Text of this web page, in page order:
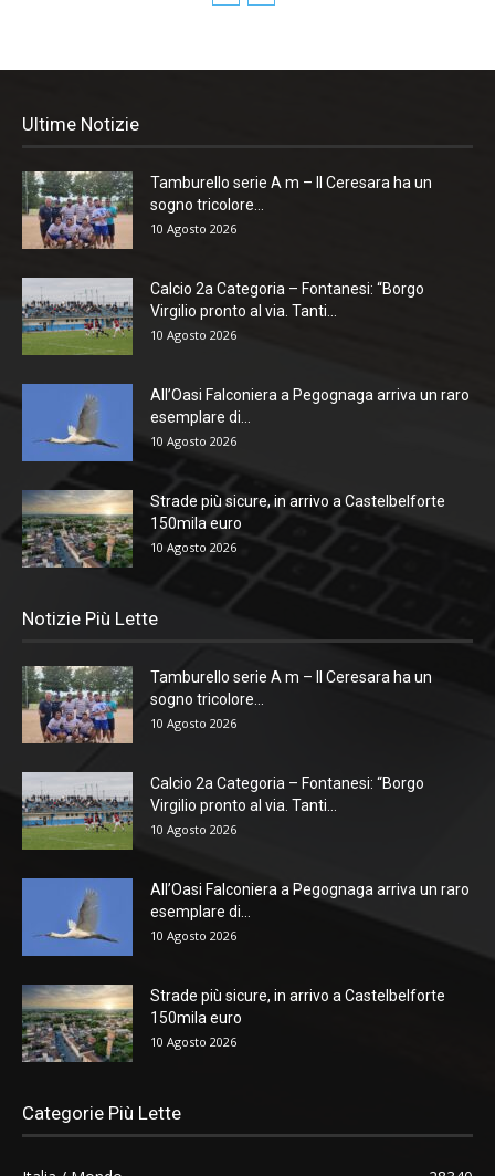
Ultime Notizie
Tamburello serie A m – Il Ceresara ha un
sogno tricolore...
10 Agosto 2026
Calcio 2a Categoria – Fontanesi: “Borgo
Virgilio pronto al via. Tanti...
10 Agosto 2026
All’Oasi Falconiera a Pegognaga arriva un raro
esemplare di...
10 Agosto 2026
Strade più sicure, in arrivo a Castelbelforte
150mila euro
10 Agosto 2026
Notizie Più Lette
Tamburello serie A m – Il Ceresara ha un
sogno tricolore...
10 Agosto 2026
Calcio 2a Categoria – Fontanesi: “Borgo
Virgilio pronto al via. Tanti...
10 Agosto 2026
All’Oasi Falconiera a Pegognaga arriva un raro
esemplare di...
10 Agosto 2026
Strade più sicure, in arrivo a Castelbelforte
150mila euro
10 Agosto 2026
Categorie Più Lette